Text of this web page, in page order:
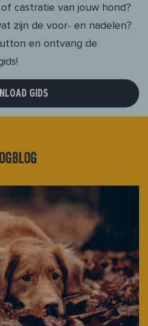
castratie van jouw hond?
zijn de voor- en nadelen?
en ontvang de
GIDS